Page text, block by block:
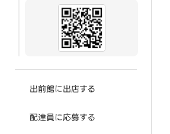
出前館に出店する
配達員に応募する